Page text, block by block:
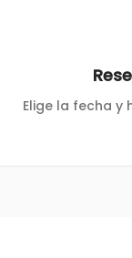
Elige la fecha y